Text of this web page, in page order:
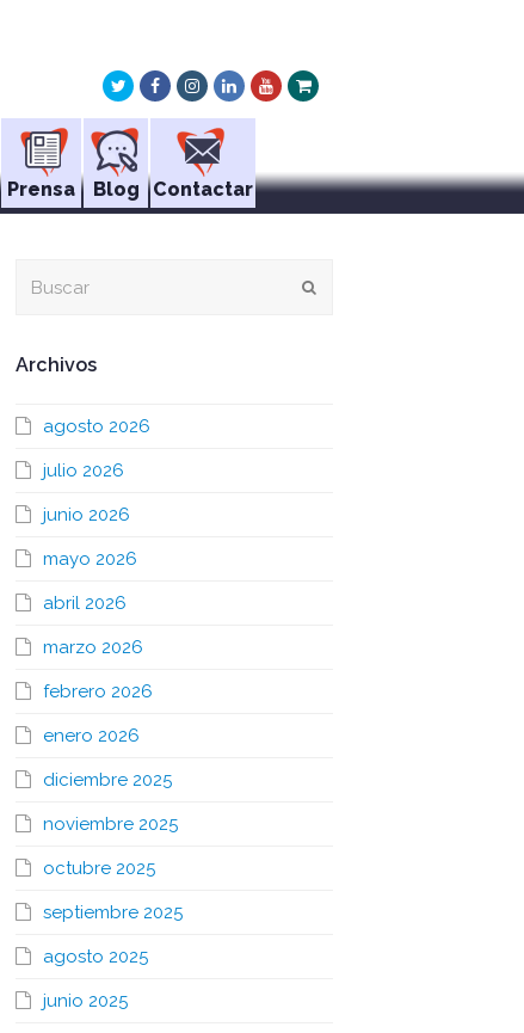
TwitterFacebookInstagram
LinkedInYoutube
Xing
Prensa Blog Contactar
Archivos
agosto 2026
julio 2026
junio 2026
mayo 2026
abril 2026
marzo 2026
febrero 2026
enero 2026
diciembre 2025
noviembre 2025
octubre 2025
septiembre 2025
agosto 2025
junio 2025